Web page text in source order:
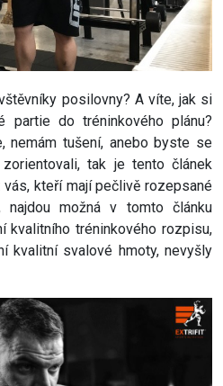
posilovny? A víte, jak si
partie do tréninkového plánu?
nemám tušení, anebo byste se
tak je tento článek
kteří mají pečlivě rozepsané
najdou možná v tomto článku
kvalitního tréninkového rozpisu,
kvalitní svalové hmoty, nevyšly